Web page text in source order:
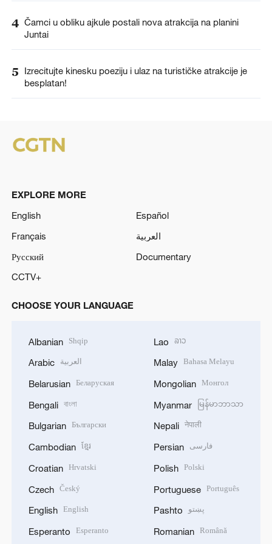
4 Čamci u obliku ajkule postali nova atrakcija na planini
Juntai
5
Izrecitujte kinesku poeziju i ulaz na turističke atrakcije je
besplatan!
EXPLORE MORE
English
Español
Français
العربية
Русский
Documentary
CCTV+
CHOOSE YOUR LANGUAGE
Albanian Shqip
Arabic العربية
Belarusian Беларуская
Bengali বাংলা
Bulgarian Български
Cambodian ខ្មែរ
Croatian Hrvatski
Czech Český
English English
Esperanto Esperanto
Lao ລາວ
Malay Bahasa Melayu
Mongolian Монгол
Myanmar မြန်မာဘာသာ
Nepali नेपाली
Persian فارسی
Polish Polski
Portuguese Português
Pashto پښتو
Romanian Română